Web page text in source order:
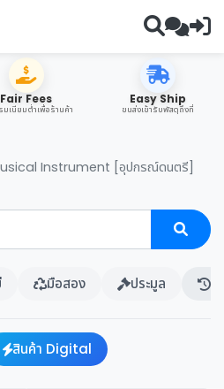
Fair Fees
มเนียมต่ำเพื่อร้านค้า
Easy Ship
ขนส่งเข้ารับพัสดุถึงที่
Instrument [อุปกรณ์ดนตรี]
มือสอง ประมูล
สินค้า Digital